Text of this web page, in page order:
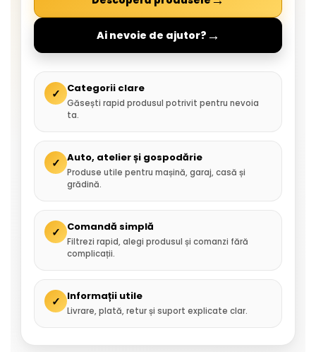
Ai nevoie de ajutor? →
✓ Categorii clare
Găsești rapid produsul potrivit pentru nevoia
ta.
✓ Auto, atelier și gospodărie
Produse utile pentru mașină, garaj, casă și
grădină.
✓ Comandă simplă
Filtrezi rapid, alegi produsul și comanzi fără
complicații.
✓ Informații utile
Livrare, plată, retur și suport explicate clar.